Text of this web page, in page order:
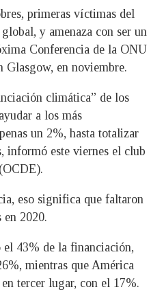
primeras víctimas del
y amenaza con ser un
Conferencia de la ONU
Glasgow, en noviembre.
climática” de los
a los más
un 2%, hasta totalizar
informó este viernes el club
eso significa que faltaron
en 2020.
43% de la financiación,
mientras que América
tercer lugar, con el 17%.